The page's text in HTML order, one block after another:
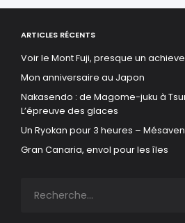
ARTICLES RÉCENTS
Voir le Mont Fuji, presque un
Mon anniversaire au Japon
Nakasendo : de Magome-juku à
L’épreuve des glaces
Un Ryokan pour 3 heures –
Gran Canaria, envol pour les îles